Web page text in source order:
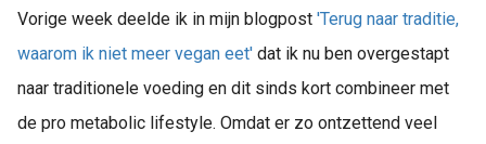
Vorige week deelde ik in mijn blogpost 'Terug naar traditie,
waarom ik niet meer vegan eet' dat ik nu ben overgestapt
naar traditionele voeding en dit sinds kort combineer met
de pro metabolic lifestyle. Omdat er zo ontzettend veel